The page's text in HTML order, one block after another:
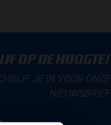
OP DE HOOGTE!
JE IN VOOR ONZE
NIEUWSBRIEF